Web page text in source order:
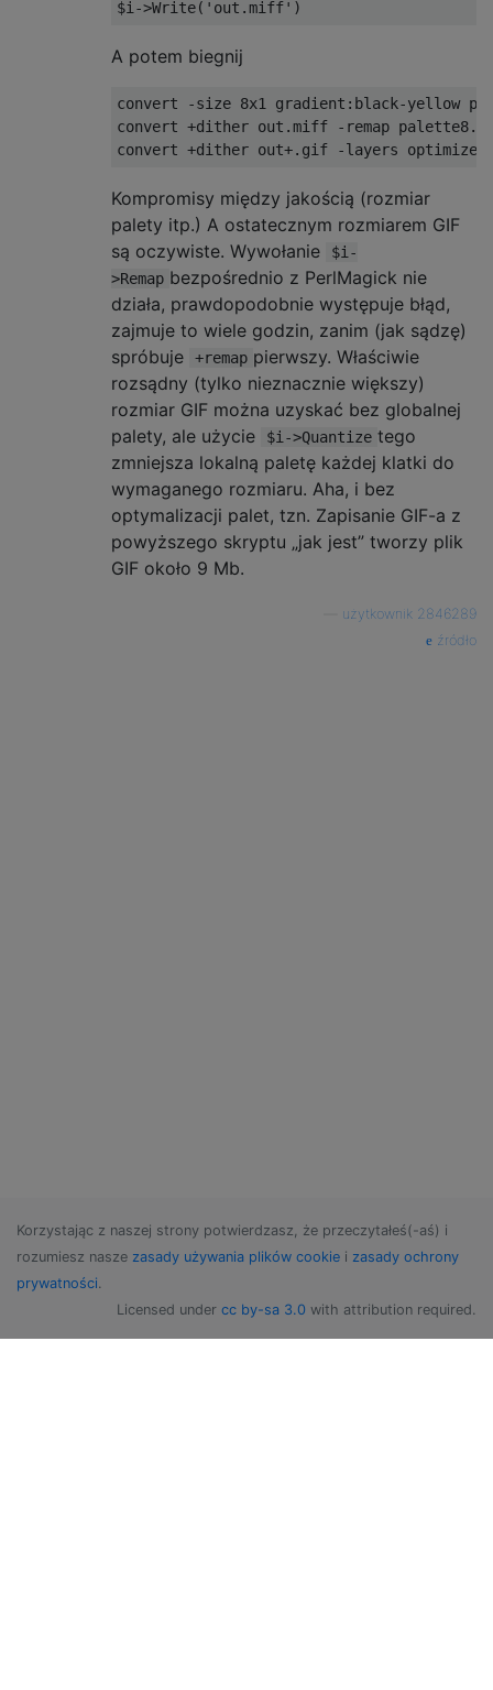
A potem biegnij
convert -size 8x1 gradient:black-yellow
convert +dither out.miff -remap
Kompromisy między jakością (rozmiar
palety itp.) A ostatecznym rozmiarem GIF
są oczywiste. Wywołanie
$i-
>Remap bezpośrednio z PerlMagick nie
działa, prawdopodobnie występuje błąd,
zajmuje to wiele godzin, zanim (jak sądzę)
spróbuje
+remap pierwszy. Właściwie
rozsądny (tylko nieznacznie większy)
rozmiar GIF można uzyskać bez globalnej
palety, ale użycie
$i->Quantize tego
zmniejsza lokalną paletę każdej klatki do
wymaganego rozmiaru. Aha, i bez
optymalizacji palet, tzn. Zapisanie GIF-a z
powyższego skryptu „jak jest” tworzy plik
GIF około 9 Mb.
użytkownik 2846289
źródło
Korzystając z naszej strony potwierdzasz, że przeczytałeś(-aś) i
rozumiesz nasze zasady używania plików cookie i zasady ochrony
prywatności.
Licensed under cc by-sa 3.0 with attribution required.